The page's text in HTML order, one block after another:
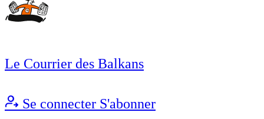
Le Courrier des Balkans
Se connecter S'abonner